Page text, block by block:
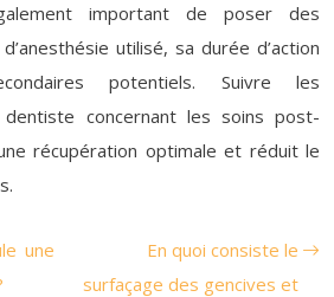
important de poser des
utilisé, sa durée d’action
potentiels. Suivre les
dentiste concernant les soins post-
récupération optimale et réduit le
une
En quoi consiste le
surfaçage des gencives et